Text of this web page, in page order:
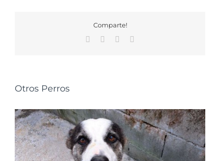
Comparte!
Facebook WhatsApp
Otros Perros